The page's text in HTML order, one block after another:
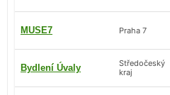
MUSE7 Praha 7
Bydlení Úvaly
Středočeský
kraj